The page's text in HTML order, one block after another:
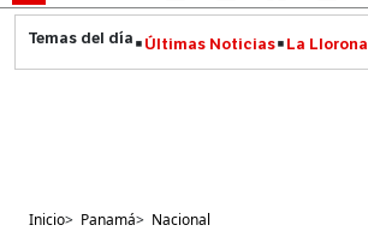
Últimas Noticias La Llorona
Inicio> Panamá> Nacional